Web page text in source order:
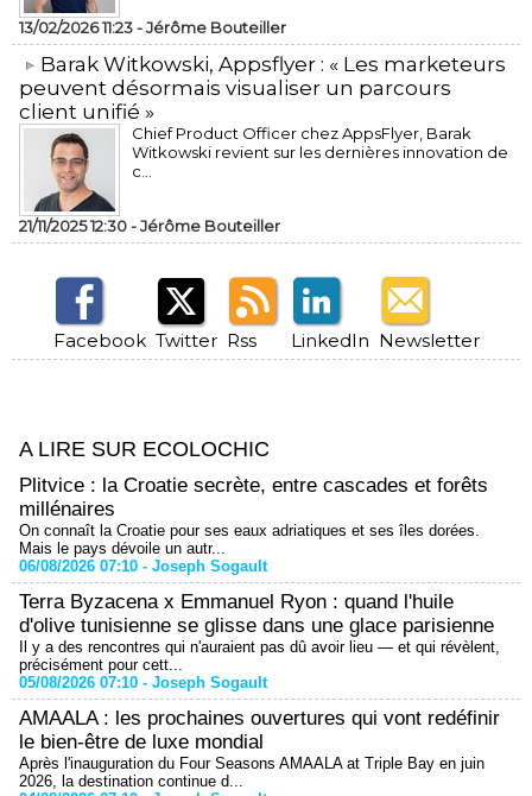
13/02/2026 11:23 -Jérôme Bouteiller
​Barak Witkowski, Appsflyer : « Les marketeurs
peuvent désormais visualiser un parcours
client unifié »
Chief Product Officer chez AppsFlyer, ​Barak
Witkowski revient sur les dernières innovation de
c...
21/11/2025 12:30 -Jérôme Bouteiller
Facebook Twitter Rss LinkedIn Newsletter
A LIRE SUR ECOLOCHIC
Plitvice : la Croatie secrète, entre cascades et forêts
millénaires
On connaît la Croatie pour ses eaux adriatiques et ses îles dorées.
Mais le pays dévoile un autr...
06/08/2026 07:10 - Joseph Sogault
Terra Byzacena x Emmanuel Ryon : quand l'huile
d'olive tunisienne se glisse dans une glace parisienne
Il y a des rencontres qui n'auraient pas dû avoir lieu — et qui révèlent,
précisément pour cett...
05/08/2026 07:10 - Joseph Sogault
AMAALA : les prochaines ouvertures qui vont redéfinir
le bien-être de luxe mondial
Après l'inauguration du Four Seasons AMAALA at Triple Bay en juin
2026, la destination continue d...